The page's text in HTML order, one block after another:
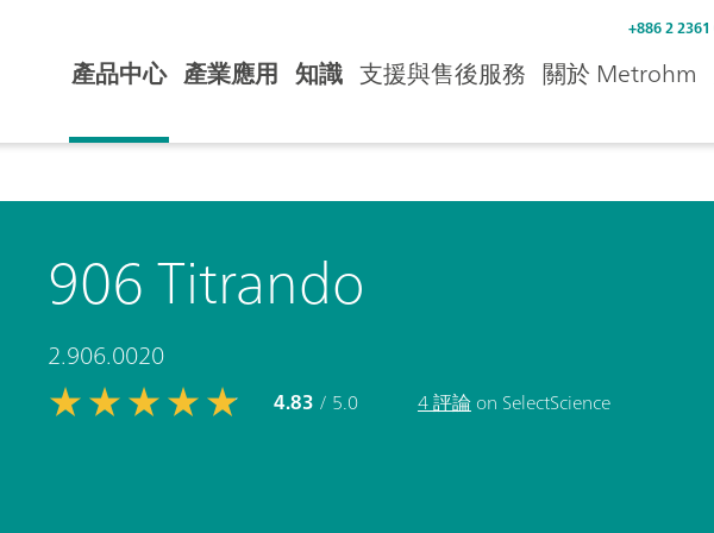
+886 2
產品中心 產業應用 知識 支援與售後服務 關於 Metrohm
906 Titrando
2.906.0020
4.83 / 5.0 4 評論on SelectScience